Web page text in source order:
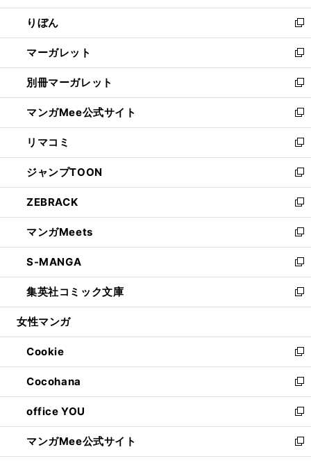
開
く
ウ
で
開
く
ン
ド
ウ
で
開
く
ウ
ィ
ン
ド
ウ
で
開
く
りぼん
新
し
い
ウ
ィ
ン
ド
ウ
で
開
く
マーガレット
新
し
い
ウ
ィ
ン
ド
ウ
で
開
く
別冊マーガレット
新
し
い
ウ
ィ
ン
ド
ウ
で
開
く
マンガMee公式サイト
新
し
い
ウ
ィ
ン
ド
ウ
で
開
く
リマコミ
新
し
い
ウ
ィ
ン
ド
ウ
で
開
く
ジャンプTOON
新
し
い
ウ
ィ
ン
ド
ウ
で
開
ZEBRACK
新
し
い
ウ
ィ
ン
ド
ウ
開
く
マンガMeets
新
し
い
ウ
ィ
ン
ウ
で
開
く
S-MANGA
新
し
い
ウ
ン
ド
ウ
で
開
く
集英社コミック文庫
新
し
ウ
ィ
ン
ド
ウ
で
開
く
女性マンガ
Cookie
新
し
い
ウ
ィ
ン
ド
ウ
Cocohana
新
し
い
ウ
ィ
ン
office YOU
新
し
い
ウ
マンガMee公式サイト
新